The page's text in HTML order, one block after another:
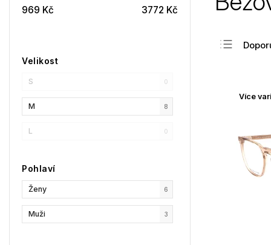
969 Kč 3772 Kč
Velikost
S 0
M 8
L 0
Pohlaví
Ženy 6
Muži 3
Více